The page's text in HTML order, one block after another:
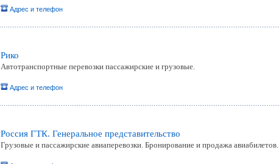
Адрес и телефон
Рико
Автотранспортные перевозки пассажирские и грузовые.
Адрес и телефон
Россия ГТК. Генеральное представительство
Грузовые и пассажирские авиаперевозки. Бронирование и продажа авиабилетов.